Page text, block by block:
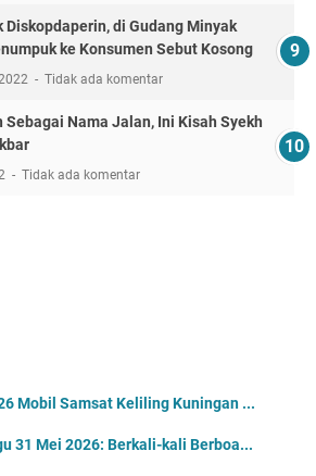
Diskopdaperin, di Gudang Minyak
ke Konsumen Sebut Kosong
Tidak ada komentar
Sebagai Nama Jalan, Ini Kisah Syekh
Tidak ada komentar
Mobil Samsat Keliling Kuningan ...
31 Mei 2026: Berkali-kali Berboa...